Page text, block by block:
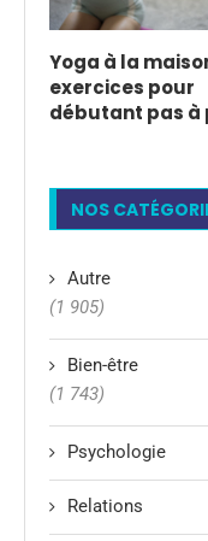
Yoga à la
exercices pour
débutant pas à
NOS
Autre
(1 905)
Bien-être
(1 743)
Psychologie
Relations